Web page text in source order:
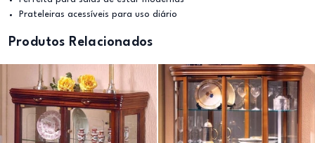
Prateleiras acessíveis para uso diário
Produtos Relacionados